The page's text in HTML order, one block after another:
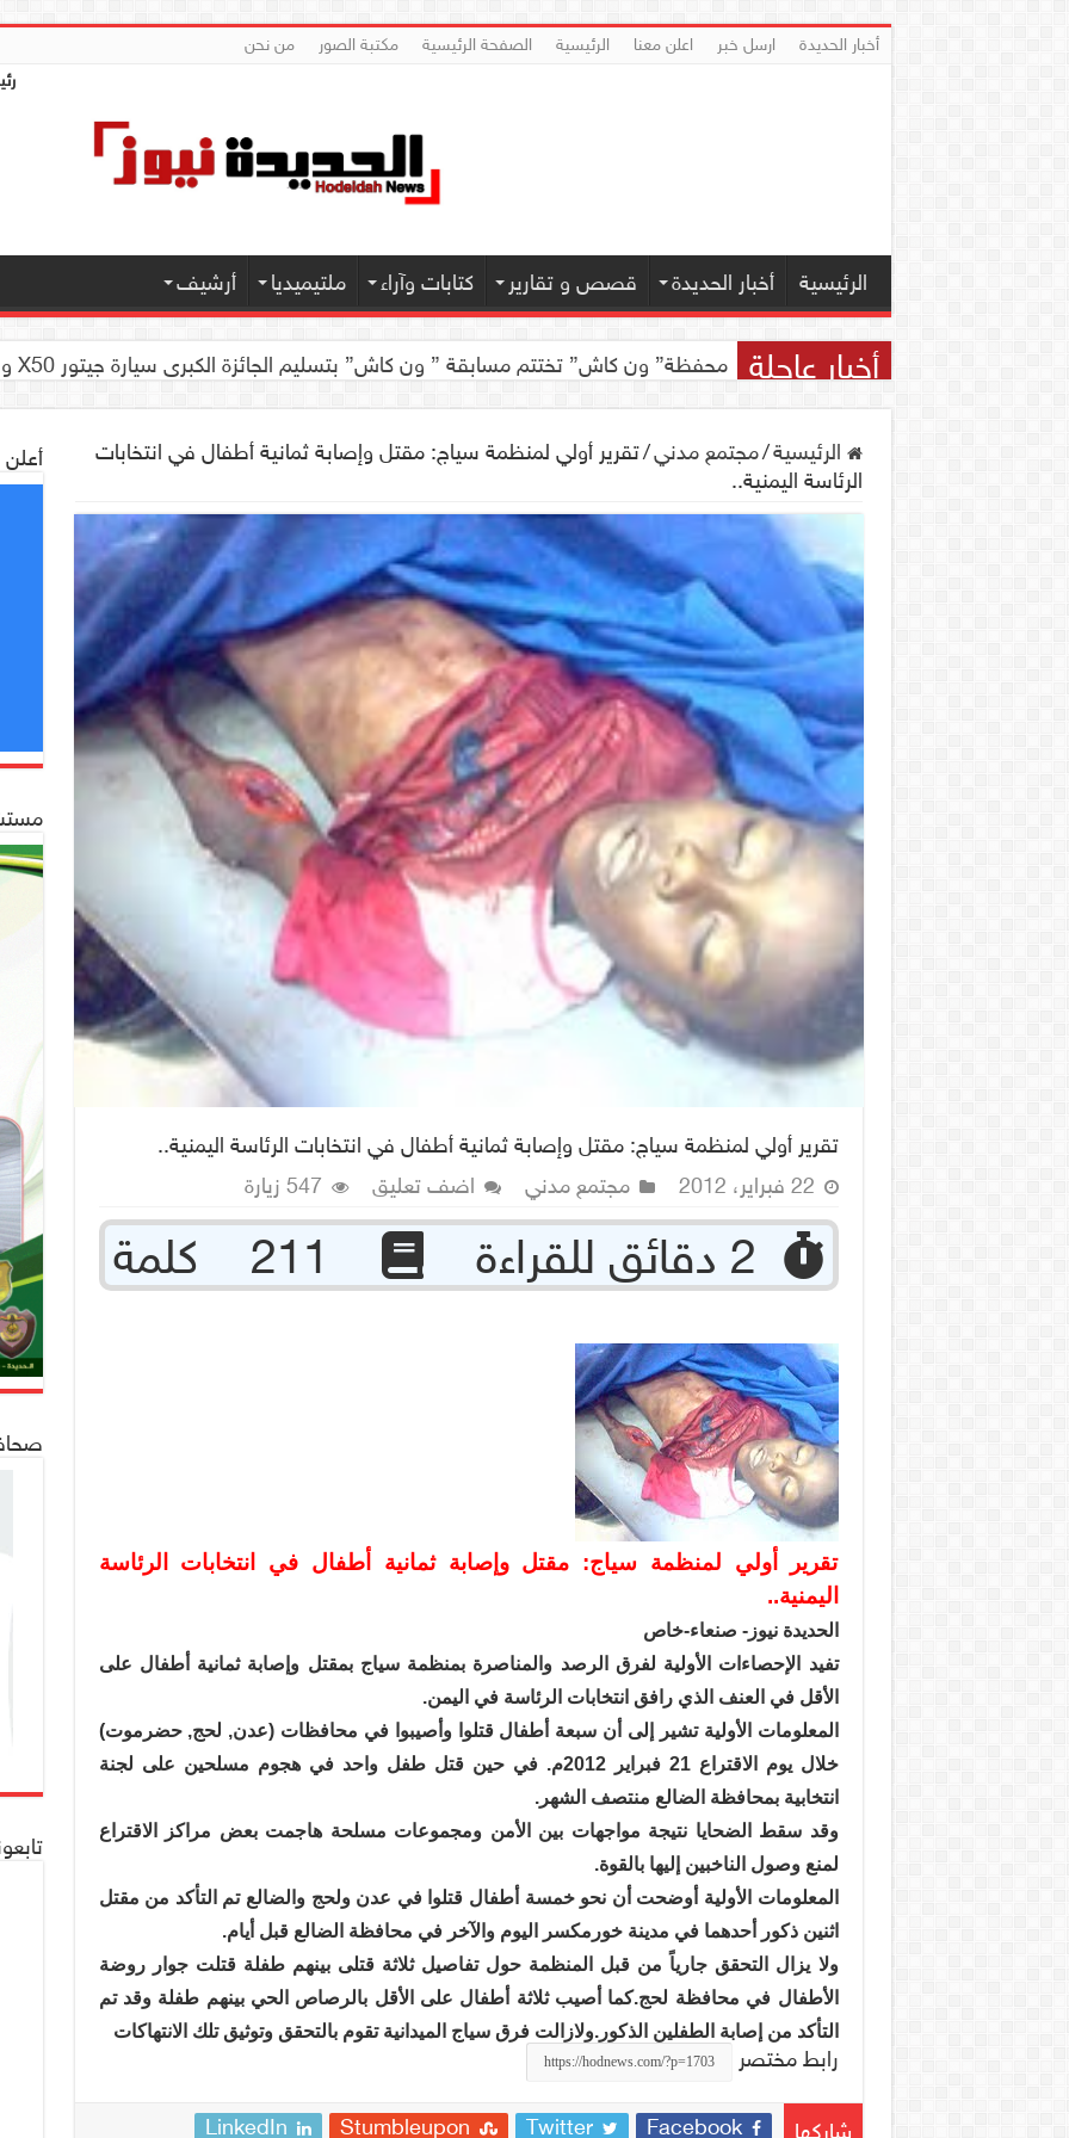
أخبار الحديدة ارسل خبر اعلن معنا الرئيسية الصفحة الرئيسية مكتبة الصور
من نحن
الرئيسية أخبار الحديدة قصص و تقارير كتابات وآراء ملتيميديا أرشيف
أخبار عاجلة محفظة” ون كاش” تختتم مسابقة ” ون كاش” بتسليم الجائزة الكبرى سيارة جيتور X50 والجوائز المالية لموديل 2026 بصنعاء
الرئيسية/مجتمع مدني/تقرير أولي لمنظمة سياج: مقتل وإصابة ثمانية أطفال في انتخابات
الرئاسة اليمنية..
تقرير أولي لمنظمة سياج: مقتل وإصابة ثمانية أطفال في انتخابات الرئاسة اليمنية..
22 فبراير، 2012
مجتمع مدني اضف تعليق 547 زيارة
تقرير أولي لمنظمة سياج: مقتل وإصابة ثمانية أطفال في انتخابات الرئاسة
اليمنية..
الحديدة نيوز- صنعاء-خاص
تفيد الإحصاءات الأولية لفرق الرصد والمناصرة بمنظمة سياج بمقتل وإصابة ثمانية أطفال على
الأقل في العنف الذي رافق انتخابات الرئاسة في اليمن.
المعلومات الأولية تشير إلى أن سبعة أطفال قتلوا وأصيبوا في محافظات (عدن, لحج, حضرموت)
خلال يوم الاقتراع 21 فبراير 2012م. في حين قتل طفل واحد في هجوم مسلحين على لجنة
انتخابية بمحافظة الضالع منتصف الشهر.
وقد سقط الضحايا نتيجة مواجهات بين الأمن ومجموعات مسلحة هاجمت بعض مراكز الاقتراع
لمنع وصول الناخبين إليها بالقوة.
المعلومات الأولية أوضحت أن نحو خمسة أطفال قتلوا في عدن ولحج والضالع تم التأكد من مقتل
اثنين ذكور أحدهما في مدينة خورمكسر اليوم والآخر في محافظة الضالع قبل أيام.
ولا يزال التحقق جارياً من قبل المنظمة حول تفاصيل ثلاثة قتلى بينهم طفلة قتلت جوار روضة
الأطفال في محافظة لحج.كما أصيب ثلاثة أطفال على الأقل بالرصاص الحي بينهم طفلة وقد تم
التأكد من إصابة الطفلين الذكور.ولازالت فرق سياج الميدانية تقوم بالتحقق وتوثيق تلك الانتهاكات
رابط مختصر
Facebook
Twitter
Stumbleupon
LinkedIn
أعلن
صحافة